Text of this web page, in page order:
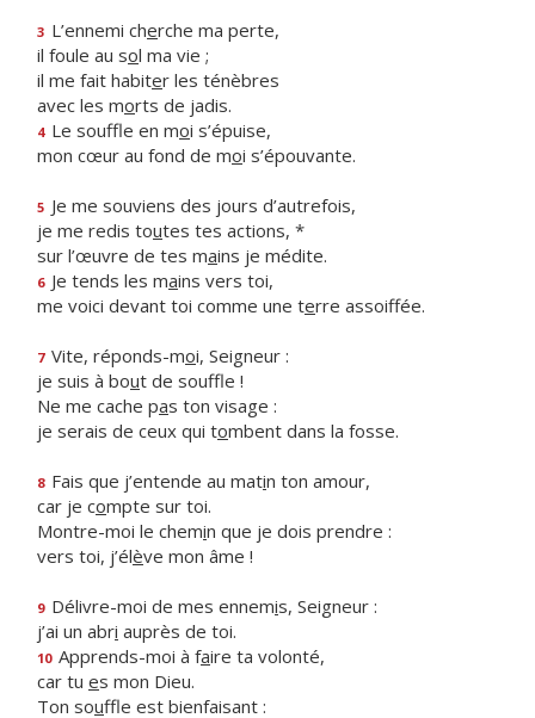
3 L’ennemi cherche ma perte,
il foule au sol ma vie ;
il me fait habiter les ténèbres
avec les morts de jadis.
4 Le souffle en moi s’épuise,
mon cœur au fond de moi s’épouvante.
5 Je me souviens des jours d’autrefois,
je me redis toutes tes actions, *
sur l’œuvre de tes mains je médite.
6 Je tends les mains vers toi,
me voici devant toi comme une terre assoiffée.
7 Vite, réponds-moi, Seigneur :
je suis à bout de souffle !
Ne me cache pas ton visage :
je serais de ceux qui tombent dans la fosse.
8 Fais que j’entende au matin ton amour,
car je compte sur toi.
Montre-moi le chemin que je dois prendre :
vers toi, j’élève mon âme !
9 Délivre-moi de mes ennemis, Seigneur :
j’ai un abri auprès de toi.
10 Apprends-moi à faire ta volonté,
car tu es mon Dieu.
Ton souffle est bienfaisant :